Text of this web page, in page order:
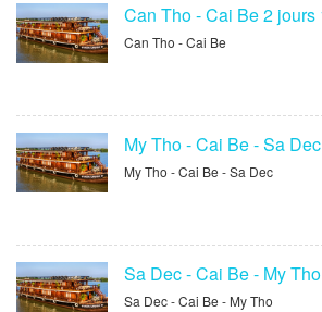
Can Tho - Cai Be 2 jours
Can Tho - Cai Be
My Tho - Cai Be - Sa
My Tho - Cai Be - Sa Dec
Sa Dec - Cai Be - My
Sa Dec - Cai Be - My Tho